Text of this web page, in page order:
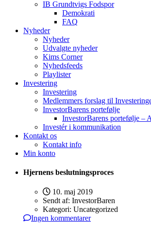
IB Grundtvigs Fodspor
Demokrati
FAQ
Nyheder
Nyheder
Udvalgte nyheder
Kims Corner
Nyhedsfeeds
Playlister
Investering
Investering
Medlemmers forslag til
InvestorBarens portefølje
InvestorBarens portefølje –
Investér i kommunikation
Kontakt os
Kontakt info
Min konto
Hjernens beslutningsproces
10. maj 2019
Sendt af: InvestorBaren
Kategori: Uncategorized
Ingen kommentarer